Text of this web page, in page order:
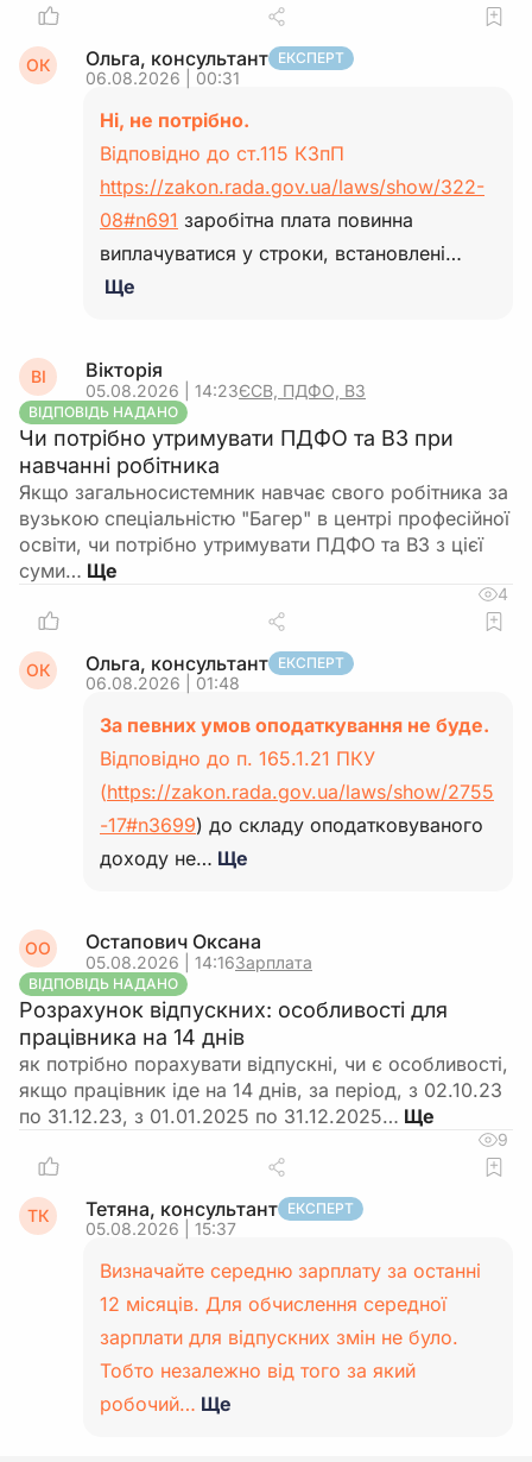
ОК Ольга, консультант ЕКСПЕРТ
06.08.2026 | 00:31
Ні, не потрібно.
Відповідно до ст.115 КЗпП
https://zakon.rada.gov.ua/laws/show/322-
08#n691 заробітна плата повинна
виплачуватися у строки, встановлені…
Ще
ВІ Вікторія
05.08.2026 | 14:23ЄСВ, ПДФО, ВЗ
ВІДПОВІДЬ НАДАНО
Чи потрібно утримувати ПДФО та ВЗ при
навчанні робітника
Якщо загальносистемник навчає свого робітника за
вузькою спеціальністю "Багер" в центрі професійної
освіти, чи потрібно утримувати ПДФО та ВЗ з цієї
суми…
4
ОК Ольга, консультант ЕКСПЕРТ
06.08.2026 | 01:48
За певних умов оподаткування не буде.
Відповідно до п. 165.1.21 ПКУ
(https://zakon.rada.gov.ua/laws/show/2755
-17#n3699) до складу оподатковуваного
доходу не… Ще
ОО Остапович Оксана
05.08.2026 | 14:16Зарплата
ВІДПОВІДЬ НАДАНО
Розрахунок відпускних: особливості для
працівника на 14 днів
як потрібно порахувати відпускні, чи є особливості,
якщо працівник іде на 14 днів, за період, з 02.10.23
по 31.12.23, з 01.01.2025 по 31.12.2025…
9
ТК Тетяна, консультант ЕКСПЕРТ
05.08.2026 | 15:37
Визначайте середню зарплату за останні
12 місяців. Для обчислення середної
зарплати для відпускних змін не було.
Тобто незалежно від того за який
робочий… Ще